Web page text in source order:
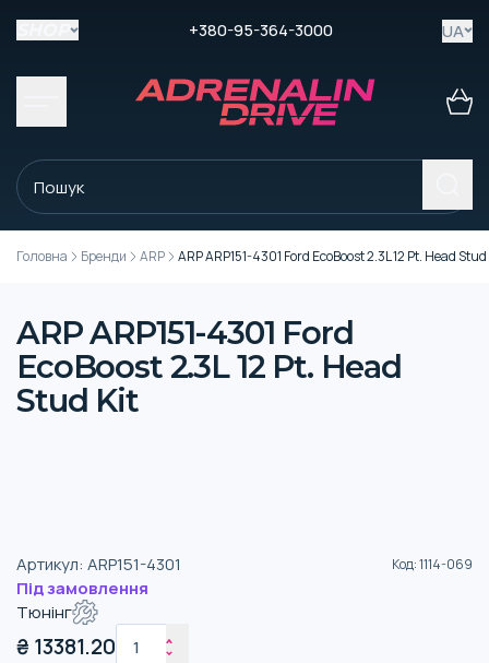
+380-95-364-3000 UA
Головна Бренди ARP ARP ARP151-4301 Ford EcoBoost 2.3L 12 Pt. Head
ARP ARP151-4301 Ford
EcoBoost 2.3L 12 Pt. Head
Stud Kit
Артикул: ARP151-4301 Код:1114-069
Під замовлення
Тюнінг
₴ 13381.20